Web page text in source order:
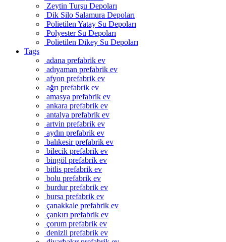
Zeytin Turşu Depoları
Dik Silo Salamura Depoları
Polietilen Yatay Su Depoları
Polyester Su Depoları
Polietilen Dikey Su Depoları
Tags
adana prefabrik ev
adıyaman prefabrik ev
afyon prefabrik ev
ağrı prefabrik ev
amasya prefabrik ev
ankara prefabrik ev
antalya prefabrik ev
artvin prefabrik ev
aydın prefabrik ev
balıkesir prefabrik ev
bilecik prefabrik ev
bingöl prefabrik ev
bitlis prefabrik ev
bolu prefabrik ev
burdur prefabrik ev
bursa prefabrik ev
çanakkale prefabrik ev
çankırı prefabrik ev
çorum prefabrik ev
denizli prefabrik ev